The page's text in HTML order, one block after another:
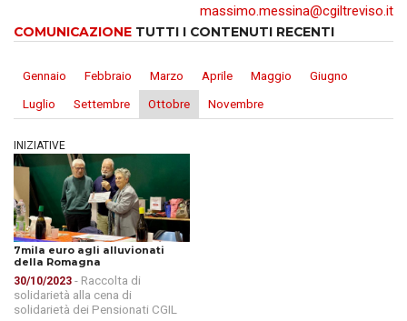
massimo.messina@cgiltreviso.it
COMUNICAZIONE TUTTI I CONTENUTI RECENTI
Gennaio Febbraio Marzo Aprile Maggio
Giugno
Luglio
Settembre Ottobre Novembre
INIZIATIVE
7mila euro agli alluvionati
della Romagna
30/10/2023 - Raccolta di
solidarietà alla cena di
solidarietà dei Pensionati CGIL